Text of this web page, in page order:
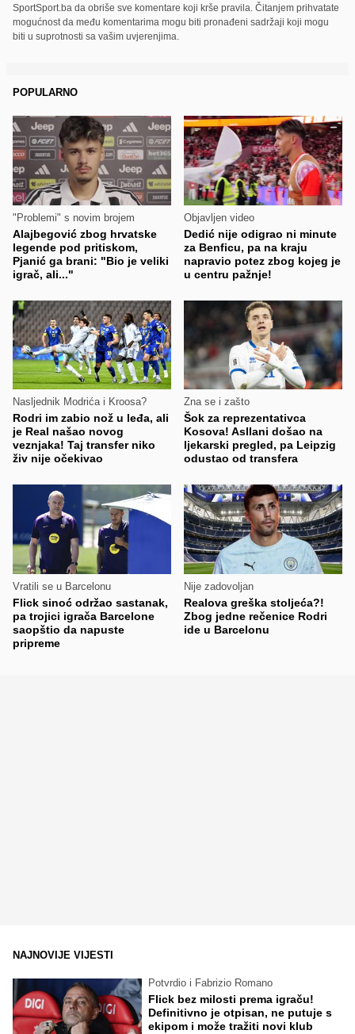
SportSport.ba da obriše sve komentare koji krše pravila. Čitanjem prihvatate
mogućnost da među komentarima mogu biti pronađeni sadržaji koji mogu
biti u suprotnosti sa vašim uvjerenjima.
POPULARNO
"Problemi" s novim brojem
Alajbegović zbog hrvatske
legende pod pritiskom,
Pjanić ga brani: "Bio je veliki
igrač, ali..."
Objavljen video
Dedić nije odigrao ni minute
za Benficu, pa na kraju
napravio potez zbog kojeg je
u centru pažnje!
Nasljednik Modrića i Kroosa?
Rodri im zabio nož u leđa, ali
je Real našao novog
veznjaka! Taj transfer niko
živ nije očekivao
Zna se i zašto
Šok za reprezentativca
Kosova! Asllani došao na
ljekarski pregled, pa Leipzig
odustao od transfera
Vratili se u Barcelonu
Flick sinoć održao sastanak,
pa trojici igrača Barcelone
saopštio da napuste
pripreme
Nije zadovoljan
Realova greška stoljeća?!
Zbog jedne rečenice Rodri
ide u Barcelonu
NAJNOVIJE VIJESTI
Potvrdio i Fabrizio Romano
Flick bez milosti prema igraču!
Definitivno je otpisan, ne putuje s
ekipom i može tražiti novi klub